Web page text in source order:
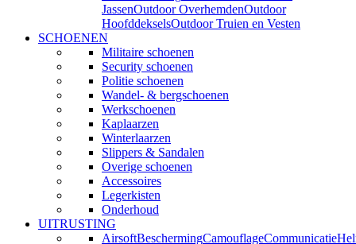
JassenOutdoor OverhemdenOutdoor
HoofddekselsOutdoor Truien en Vesten
SCHOENEN
Militaire schoenen
Security schoenen
Politie schoenen
Wandel- & bergschoenen
Werkschoenen
Kaplaarzen
Winterlaarzen
Slippers & Sandalen
Overige schoenen
Accessoires
Legerkisten
Onderhoud
UITRUSTING
AirsoftBeschermingCamouflageCommunicatie